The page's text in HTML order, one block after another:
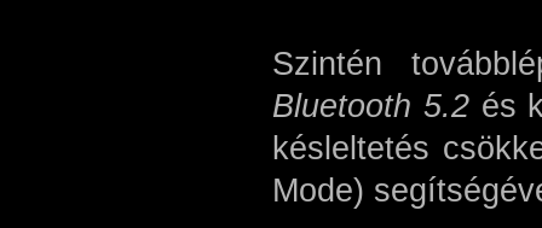
Szintén
Bluetooth 5.2és
késleltetés
Mode)